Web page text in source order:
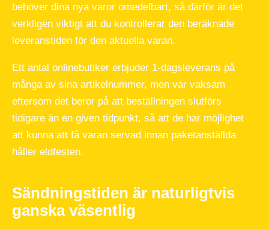
behöver dina nya varor omedelbart, så därför är det
verkligen viktigt att du kontrollerar den beräknade
leveranstiden för den aktuella varan.
Ett antal onlinebutiker erbjuder 1-dagsleverans på
många av sina artikelnummer, men var vaksam
eftersom det beror på att beställningen slutförs
tidigare än en given tidpunkt, så att de har möjlighet
att kunna att få varan servad innan paketanställda
håller eldfesten.
Sändningstiden är naturligtvis
ganska väsentlig